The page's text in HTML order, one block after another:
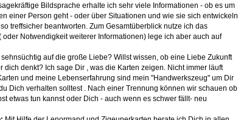
Bildsprache erhalte ich sehr viele Informationen - ob es um
einer Person geht - oder über Situationen und wie sie sich entwickeln
treffsicher beantworten. Zum Gesamtüberblick nutze ich das
Notwendigkeit weiterer Informationen) lege ich aber auch auf
sehnsüchtig auf die große Liebe? Willst wissen, ob eine Liebe Zukunft
denkt? Ich sage Dir , was die Karten zeigen. Nicht immer läuft
und meine Lebenserfahrung sind mein "Handwerkszeug" um Dir
Dich verhalten solltest . Nach einer Trennung können wir schauen ob
etwas tun kannst oder Dich - auch wenn es schwer fällt- neu